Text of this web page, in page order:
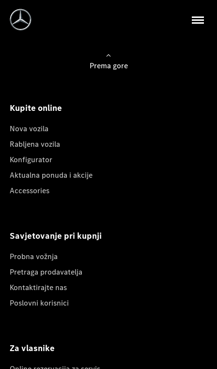
Prema gore
Kupite online
Nova vozila
Rabljena vozila
Konfigurator
Aktualna ponuda i akcije
Accessories
Savjetovanje pri kupnji
Probna vožnja
Pretraga prodavatelja
Kontaktirajte nas
Poslovni korisnici
Za vlasnike